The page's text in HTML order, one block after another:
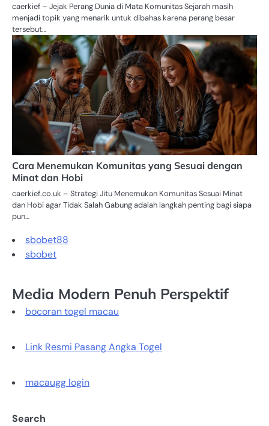
caerkief – Jejak Perang Dunia di Mata Komunitas Sejarah masih
menjadi topik yang menarik untuk dibahas karena perang besar
tersebut…
Cara Menemukan Komunitas yang Sesuai dengan
Minat dan Hobi
caerkief.co.uk – Strategi Jitu Menemukan Komunitas Sesuai Minat
dan Hobi agar Tidak Salah Gabung adalah langkah penting bagi siapa
pun…
sbobet88
sbobet
Media Modern Penuh Perspektif
bocoran togel macau
Link Resmi Pasang Angka Togel
macaugg login
Search